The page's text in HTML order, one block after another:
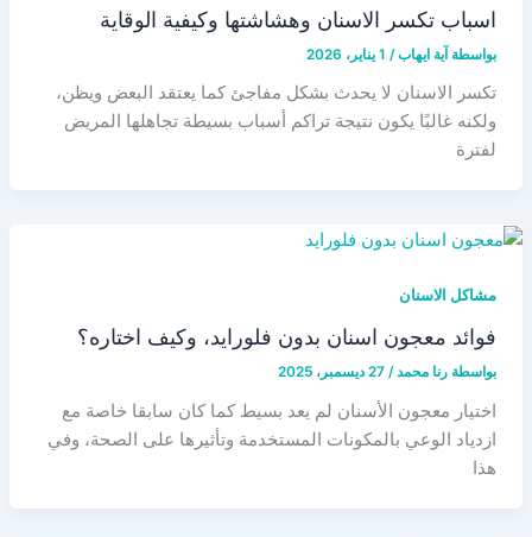
اسباب تكسر الاسنان وهشاشتها وكيفية الوقاية
بواسطة آية ايهاب/ 1 يناير، 2026
تكسر الاسنان لا يحدث بشكل مفاجئ كما يعتقد البعض ويظن،
ولكنه غالبًا يكون نتيجة تراكم أسباب بسيطة تجاهلها المريض
لفترة
مشاكل الاسنان
فوائد معجون اسنان بدون فلورايد، وكيف اختاره؟
بواسطة رنا محمد/ 27 ديسمبر، 2025
اختيار معجون الأسنان لم يعد بسيط كما كان سابقا خاصة مع
ازدياد الوعي بالمكونات المستخدمة وتأثيرها على الصحة، وفي
هذا